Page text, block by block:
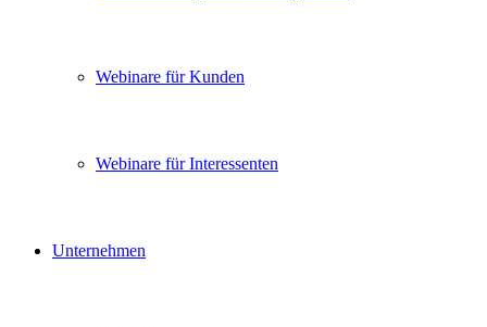
Webinare für Kunden
Webinare für Interessenten
Unternehmen